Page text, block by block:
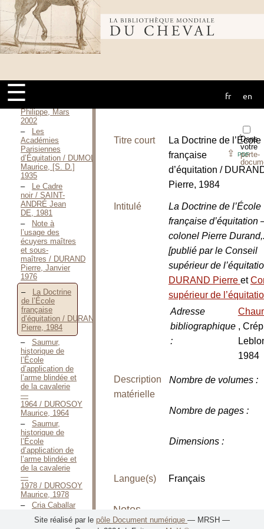
Bibliothèque
mondiale du
cheval
☰ fr en
d’écuyers du
roi / DOUCET
Corinne, 2018
L’équitation et
Philippe, 1980
cheval / DUMAS
Philippe, Mars
2002
Les
Académies
Parisiennes
d’Équitation / DUMOLIN
Maurice, [S. D.]
1935
Le Cadre
noir / SAINT-
ANDRÉ Jean
DE, 1981
Note à
l’usage des
écuyers maîtres
et sous-
maîtres / DURAND
Pierre, Janvier
1976
La Doctrine
de l’École
française
d’équitation / DURAND
Pierre, 1984
Saumur,
historique de
l’École
d’application de
l’arme blindée et
de la cavalerie
—
1964 / DUROSOY
Maurice, 1964
Saumur,
historique de
l’École
d’application de
l’arme blindée et
de la cavalerie
—
1978 / DUROSOY
Maurice, 1978
Cria Caballar
armadas / Ministerio
Dans
votre
porte-
⇪ PDF
Titre court
La Doctrine de l’École
française
d’équitation /
Pierre, 1984
Intitulé
La Doctrine de l’École
française d’équitation
colonel Pierre
[publié par le Conseil
supérieur de
DURAND Pierre et
supérieur de
Adresse
bibliographique
:
,
1984
Description
matérielle
Nombre de volumes:
Nombre de pages:
Dimensions:
Langue(s) Français
Notes
Site réalisé par le pôle Document numérique — MRSH —